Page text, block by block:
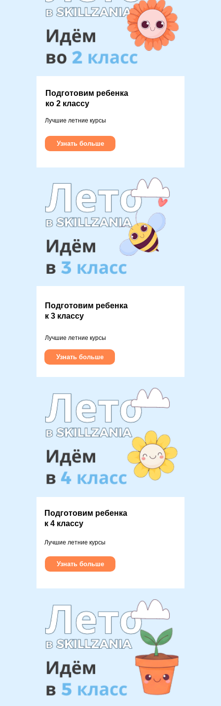
Подготовим ребенка
ко 2 классу
Подготовим ребенка
к 3 классу
Узнать больше
Узнать больше
Подготовим ребенка
к 4 классу
Узнать больше
Лучшие летние курсы
Лучшие летние курсы
Лучшие летние курсы
Присоединяйтесь к нашему
закрытому каналу для
родителей!